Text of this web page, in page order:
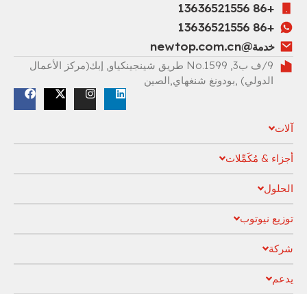
+86 13636521556
+86 13636521556
خدمة@newtop.com.cn
9/ف ب3, No.1599 طريق شينجينكياو, إبك(مركز الأعمال
الدولي) ,بودونغ شنغهاي,الصين
آلات
أجزاء & مُكَمِّلات
الحلول
توزيع نيوتوب
شركة
يدعم